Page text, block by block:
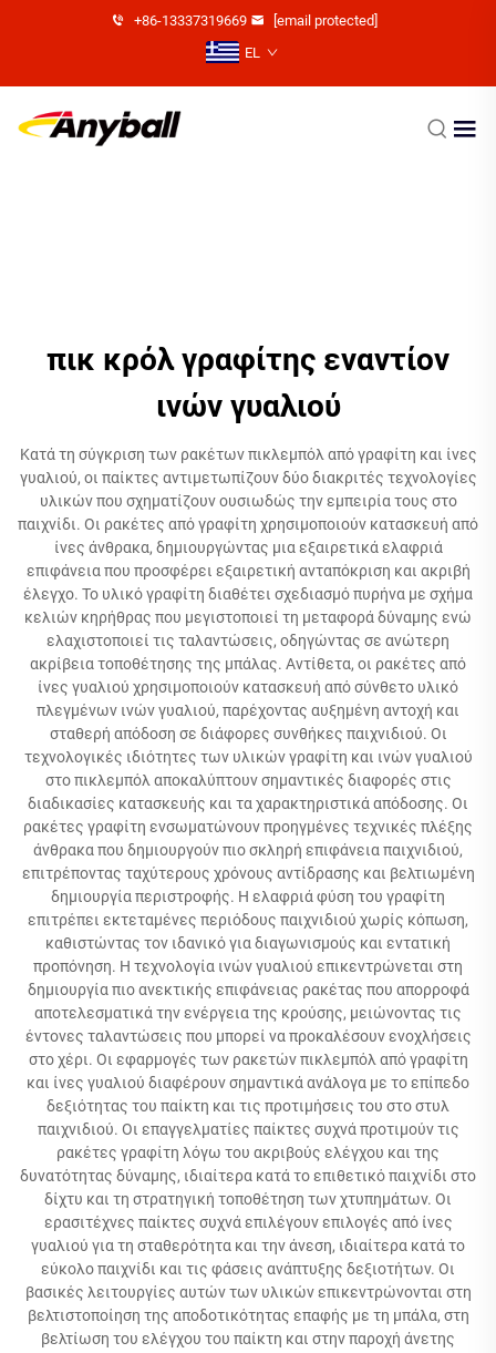
+86-13337319669
[email protected]
EL
πικ κρόλ γραφίτης εναντίον
ινών γυαλιού
Κατά τη σύγκριση των ρακέτων πικλεμπόλ από γραφίτη και ίνες
γυαλιού, οι παίκτες αντιμετωπίζουν δύο διακριτές τεχνολογίες
υλικών που σχηματίζουν ουσιωδώς την εμπειρία τους στο
παιχνίδι. Οι ρακέτες από γραφίτη χρησιμοποιούν κατασκευή από
ίνες άνθρακα, δημιουργώντας μια εξαιρετικά ελαφριά
επιφάνεια που προσφέρει εξαιρετική ανταπόκριση και ακριβή
έλεγχο. Το υλικό γραφίτη διαθέτει σχεδιασμό πυρήνα με σχήμα
κελιών κηρήθρας που μεγιστοποιεί τη μεταφορά δύναμης ενώ
ελαχιστοποιεί τις ταλαντώσεις, οδηγώντας σε ανώτερη
ακρίβεια τοποθέτησης της μπάλας. Αντίθετα, οι ρακέτες από
ίνες γυαλιού χρησιμοποιούν κατασκευή από σύνθετο υλικό
πλεγμένων ινών γυαλιού, παρέχοντας αυξημένη αντοχή και
σταθερή απόδοση σε διάφορες συνθήκες παιχνιδιού. Οι
τεχνολογικές ιδιότητες των υλικών γραφίτη και ινών γυαλιού
στο πικλεμπόλ αποκαλύπτουν σημαντικές διαφορές στις
διαδικασίες κατασκευής και τα χαρακτηριστικά απόδοσης. Οι
ρακέτες γραφίτη ενσωματώνουν προηγμένες τεχνικές πλέξης
άνθρακα που δημιουργούν πιο σκληρή επιφάνεια παιχνιδιού,
επιτρέποντας ταχύτερους χρόνους αντίδρασης και βελτιωμένη
δημιουργία περιστροφής. Η ελαφριά φύση του γραφίτη
επιτρέπει εκτεταμένες περιόδους παιχνιδιού χωρίς κόπωση,
καθιστώντας τον ιδανικό για διαγωνισμούς και εντατική
προπόνηση. Η τεχνολογία ινών γυαλιού επικεντρώνεται στη
δημιουργία πιο ανεκτικής επιφάνειας ρακέτας που απορροφά
αποτελεσματικά την ενέργεια της κρούσης, μειώνοντας τις
έντονες ταλαντώσεις που μπορεί να προκαλέσουν ενοχλήσεις
στο χέρι. Οι εφαρμογές των ρακετών πικλεμπόλ από γραφίτη
και ίνες γυαλιού διαφέρουν σημαντικά ανάλογα με το επίπεδο
δεξιότητας του παίκτη και τις προτιμήσεις του στο στυλ
παιχνιδιού. Οι επαγγελματίες παίκτες συχνά προτιμούν τις
ρακέτες γραφίτη λόγω του ακριβούς ελέγχου και της
δυνατότητας δύναμης, ιδιαίτερα κατά το επιθετικό παιχνίδι στο
δίχτυ και τη στρατηγική τοποθέτηση των χτυπημάτων. Οι
ερασιτέχνες παίκτες συχνά επιλέγουν επιλογές από ίνες
γυαλιού για τη σταθερότητα και την άνεση, ιδιαίτερα κατά το
εύκολο παιχνίδι και τις φάσεις ανάπτυξης δεξιοτήτων. Οι
βασικές λειτουργίες αυτών των υλικών επικεντρώνονται στη
βελτιστοποίηση της αποδοτικότητας επαφής με τη μπάλα, στη
βελτίωση του ελέγχου του παίκτη και στην παροχή άνετης